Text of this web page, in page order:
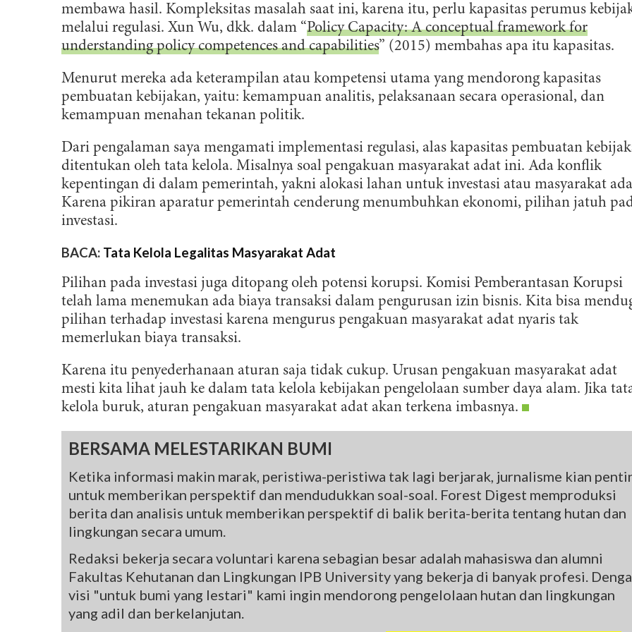
membawa hasil. Kompleksitas masalah saat ini, karena itu, perlu kapasitas perumus
melalui regulasi. Xun Wu, dkk. dalam “Policy Capacity: A conceptual framework for
understanding policy competences and capabilities” (2015) membahas apa itu kapasitas.
Menurut mereka ada keterampilan atau kompetensi utama yang mendorong kapasitas
pembuatan kebijakan, yaitu: kemampuan analitis, pelaksanaan secara operasional, dan
kemampuan menahan tekanan politik.
Dari pengalaman saya mengamati implementasi regulasi, alas kapasitas pembuatan
ditentukan oleh tata kelola. Misalnya soal pengakuan masyarakat adat ini. Ada konflik
kepentingan di dalam pemerintah, yakni alokasi lahan untuk investasi atau masyarakat
Karena pikiran aparatur pemerintah cenderung menumbuhkan ekonomi, pilihan jatuh
investasi.
BACA: Tata Kelola Legalitas Masyarakat Adat
Pilihan pada investasi juga ditopang oleh potensi korupsi. Komisi Pemberantasan Korupsi
telah lama menemukan ada biaya transaksi dalam pengurusan izin bisnis. Kita bisa
pilihan terhadap investasi karena mengurus pengakuan masyarakat adat nyaris tak
memerlukan biaya transaksi.
Karena itu penyederhanaan aturan saja tidak cukup. Urusan pengakuan masyarakat adat
mesti kita lihat jauh ke dalam tata kelola kebijakan pengelolaan sumber daya alam. Jika
kelola buruk, aturan pengakuan masyarakat adat akan terkena imbasnya.
BERSAMA MELESTARIKAN BUMI
Ketika informasi makin marak, peristiwa-peristiwa tak lagi berjarak, jurnalisme kian
untuk memberikan perspektif dan mendudukkan soal-soal. Forest Digest memproduksi
berita dan analisis untuk memberikan perspektif di balik berita-berita tentang hutan dan
lingkungan secara umum.
Redaksi bekerja secara voluntari karena sebagian besar adalah mahasiswa dan alumni
Fakultas Kehutanan dan Lingkungan IPB University yang bekerja di banyak profesi.
visi "untuk bumi yang lestari" kami ingin mendorong pengelolaan hutan dan lingkungan
yang adil dan berkelanjutan.